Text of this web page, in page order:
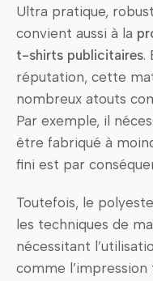
Ultra pratique,
convient aussi à la
t-shirts publicitaires.
réputation, cette
nombreux atouts
Par exemple, il
être fabriqué à
fini est par
Toutefois, le
les techniques de
nécessitant
comme l’impression